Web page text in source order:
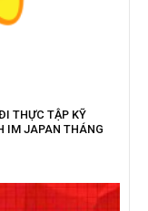
THỰC TẬP KỸ
IM JAPAN THÁNG